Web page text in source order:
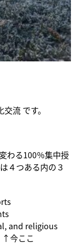
流 です。
わる100％集中授
４つある内の３
and religious
今ここ